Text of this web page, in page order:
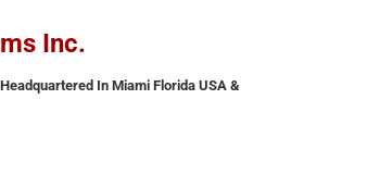
Inc.
In Miami Florida USA &